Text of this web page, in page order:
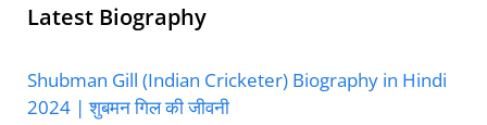
Latest Biography
Shubman Gill (Indian Cricketer) Biography in Hindi
2024 | शुबमन गिल की जीवनी